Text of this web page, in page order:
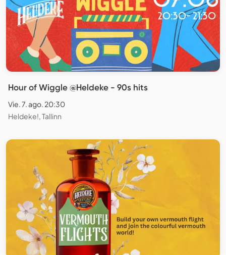
Hour of Wiggle @Heldeke - 90s hits
Vie. 7. ago. 20:30
Heldeke!, Tallinn